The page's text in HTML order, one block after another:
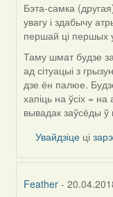
(госць)
Бэта-самка
увагу і здабычу
першай ці першых
Таму шмат будзе
ад сітуацыі з
дзе ён палюе.
хапіць на ўсіх =
вывадак заўсёды
Увайдзіце ці
Feather -